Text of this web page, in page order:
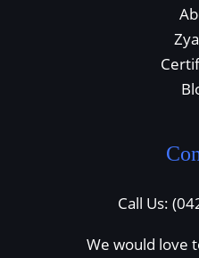
Call Us:
We would love